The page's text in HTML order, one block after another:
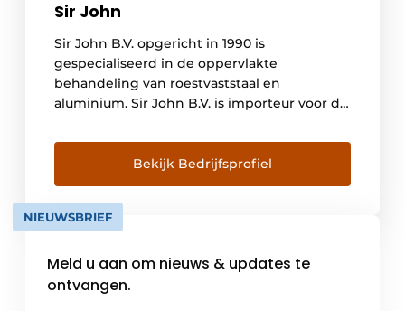
Sir John
Sir John B.V. opgericht in 1990 is
gespecialiseerd in de oppervlakte
behandeling van roestvaststaal en
aluminium. Sir John B.V. is importeur voor de
Duitsland. Pelox is een van de grotere
producenten in Europa met een eigen
beitshal, laboratorium en de mogelijkheid
tot elektrolytisch polijsten. Door deze
samenwerking kan Sir […]
Bekijk Bedrijfsprofiel
NIEUWSBRIEF
Meld u aan om nieuws & updates te
ontvangen.